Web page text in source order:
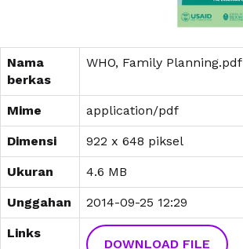
Nama
berkas
WHO, Family Planning.pdf
Mime application/pdf
Dimensi 922 x 648 piksel
Ukuran 4.6 MB
Unggahan 2014-09-25 12:29
Links
DOWNLOAD FILE